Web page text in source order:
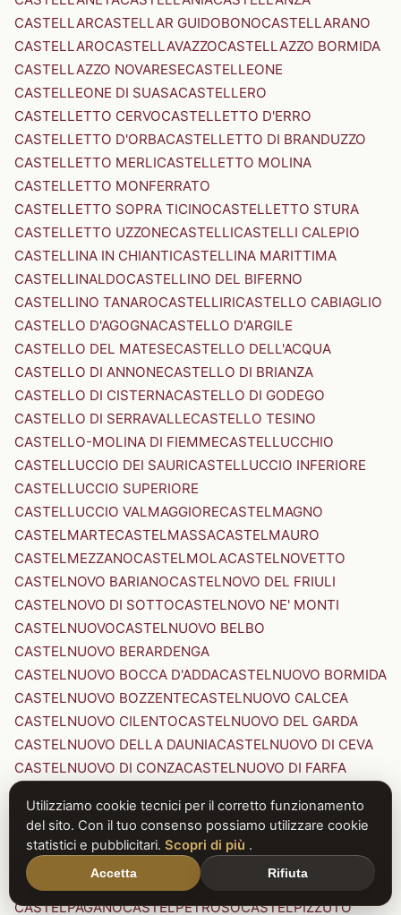
CASTELLARCASTELLAR GUIDOBONOCASTELLARANO
CASTELLAROCASTELLAVAZZOCASTELLAZZO BORMIDA
CASTELLAZZO NOVARESECASTELLEONE
CASTELLEONE DI SUASACASTELLERO
CASTELLETTO CERVOCASTELLETTO D'ERRO
CASTELLETTO D'ORBACASTELLETTO DI BRANDUZZO
CASTELLETTO MERLICASTELLETTO MOLINA
CASTELLETTO MONFERRATO
CASTELLETTO SOPRA TICINOCASTELLETTO STURA
CASTELLETTO UZZONECASTELLICASTELLI CALEPIO
CASTELLINA IN CHIANTICASTELLINA MARITTIMA
CASTELLINALDOCASTELLINO DEL BIFERNO
CASTELLINO TANAROCASTELLIRICASTELLO CABIAGLIO
CASTELLO D'AGOGNACASTELLO D'ARGILE
CASTELLO DEL MATESECASTELLO DELL'ACQUA
CASTELLO DI ANNONECASTELLO DI BRIANZA
CASTELLO DI CISTERNACASTELLO DI GODEGO
CASTELLO DI SERRAVALLECASTELLO TESINO
CASTELLO-MOLINA DI FIEMMECASTELLUCCHIO
CASTELLUCCIO DEI SAURICASTELLUCCIO INFERIORE
CASTELLUCCIO SUPERIORE
CASTELLUCCIO VALMAGGIORECASTELMAGNO
CASTELMARTECASTELMASSACASTELMAURO
CASTELMEZZANOCASTELMOLACASTELNOVETTO
CASTELNOVO BARIANOCASTELNOVO DEL FRIULI
CASTELNOVO DI SOTTOCASTELNOVO NE' MONTI
CASTELNUOVOCASTELNUOVO BELBO
CASTELNUOVO BERARDENGA
CASTELNUOVO BOCCA D'ADDACASTELNUOVO BORMIDA
CASTELNUOVO BOZZENTECASTELNUOVO CALCEA
CASTELNUOVO CILENTOCASTELNUOVO DEL GARDA
CASTELNUOVO DELLA DAUNIACASTELNUOVO DI CEVA
CASTELNUOVO DI CONZACASTELNUOVO DI FARFA
CASTELNUOVO DI PORTO CASTELNUOVO DON BOSCO
CASTELNUOVO MAGRACASTELNUOVO NIGRA
CASTELNUOVO PARANOCASTELNUOVO RANGONE
CASTELNUOVO SCRIVIA
CASTELNUOVO VAL DI CECINA
CASTELPAGANOCASTELPETROSOCASTELPIZZUTO
Utilizziamo cookie tecnici per il corretto funzionamento
del sito. Con il tuo consenso possiamo utilizzare cookie
statistici e pubblicitari. Scopri di più .
Accetta Rifiuta